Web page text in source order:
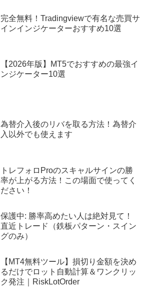
完全無料！Tradingviewで有名な売買サ
インインジケーターおすすめ10選
【2026年版】MT5でおすすめの最強イ
ンジケーター10選
為替介入後のリバを取る方法！為替介
入以外でも使えます
トレフォロProのスキャルサインの勝
率が上がる方法！この場面で使ってく
ださい！
保護中: 勝率高めたい人は絶対見て！
直近トレード（鉄板パターン・スイン
グのみ）
【MT4無料ツール】損切り金額を決め
るだけでロット自動計算＆ワンクリッ
ク発注｜RiskLotOrder